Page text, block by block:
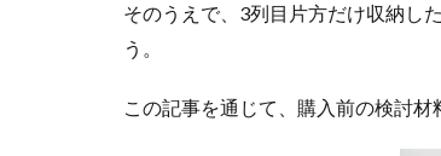
そのうえで、3列目片方だけ収納し
う。
この記事を通じて、購入前の検討材